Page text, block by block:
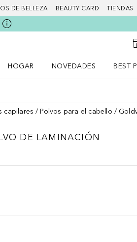
DE BELLEZA BEAUTY CARD TIENDAS
HOGAR
NOVEDADES
BEST
capilares Polvos para el cabello
DE LAMINACIÓN